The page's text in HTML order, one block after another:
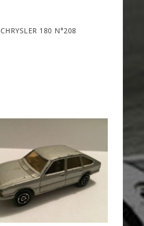
CHRYSLER 180 N°208